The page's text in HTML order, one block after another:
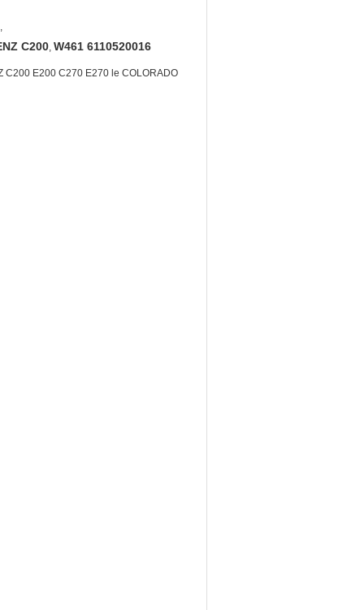
,
C200, W461 6110520016
E200 C270 E270 le COLORADO